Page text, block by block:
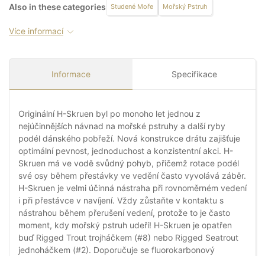
Also in these categories Studené Moře Mořský Pstruh
Více informací
Informace Specifikace
Originální H-Skruen byl po monoho let jednou z
nejúčinnějších návnad na mořské pstruhy a další ryby
podél dánského pobřeží. Nová konstrukce drátu zajišťuje
optimální pevnost, jednoduchost a konzistentní akci. H-
Skruen má ve vodě svůdný pohyb, přičemž rotace podél
své osy během přestávky ve vedění často vyvolává záběr.
H-Skruen je velmi účinná nástraha při rovnoměrném vedení
i při přestávce v navíjení. Vždy zůstaňte v kontaktu s
nástrahou během přerušení vedení, protože to je často
moment, kdy mořský pstruh udeří! H-Skruen je opatřen
buď Rigged Trout trojháčkem (#8) nebo Rigged Seatrout
jednoháčkem (#2). Doporučuje se fluorokarbonový